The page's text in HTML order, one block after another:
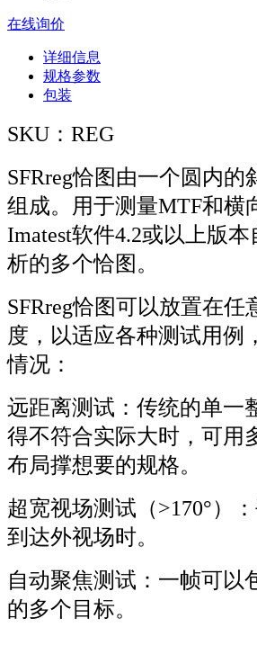
在线询价
详细信息
规格参数
包装
SKU：REG
SFRreg恰图由一个圆内的
组成。用于测量MTF和横
Imatest软件4.2或以上版
析的多个恰图。
SFRreg恰图可以放置在任
度，以适应各种测试用例
情况：
远距离测试：传统的单一
得不符合实际大时，可用
布局撑想要的规格。
超宽视场测试（>170°）
到达外视场时。
自动聚焦测试：一帧可以
的多个目标。